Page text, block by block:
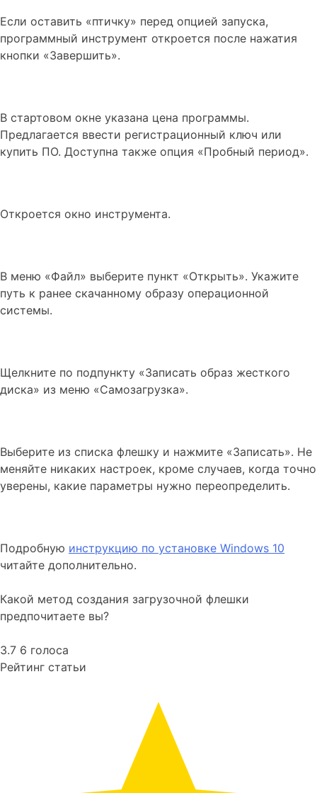
Если оставить «птичку» перед опцией запуска,
программный инструмент откроется после нажатия
кнопки «Завершить».
В стартовом окне указана цена программы.
Предлагается ввести регистрационный ключ или
купить ПО. Доступна также опция «Пробный период».
Откроется окно инструмента.
В меню «Файл» выберите пункт «Открыть». Укажите
путь к ранее скачанному образу операционной
системы.
Щелкните по подпункту «Записать образ жесткого
диска» из меню «Самозагрузка».
Выберите из списка флешку и нажмите «Записать». Не
меняйте никаких настроек, кроме случаев, когда точно
уверены, какие параметры нужно переопределить.
Подробную инструкцию по установке Windows 10
читайте дополнительно.
Какой метод создания загрузочной флешки
предпочитаете вы?
3.7 6 голоса
Рейтинг статьи